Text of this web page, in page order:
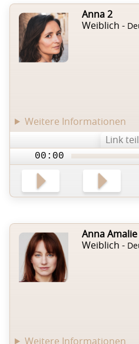
Anna 2
Weiblich -
Weitere Informationen
Link
00:00
Anna
Weiblich -
Weitere Informationen